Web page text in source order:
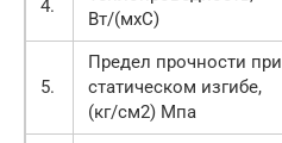
4.
Вт/(мхС)
5.
Предел прочности при
статическом изгибе,
(кг/см2) Мпа